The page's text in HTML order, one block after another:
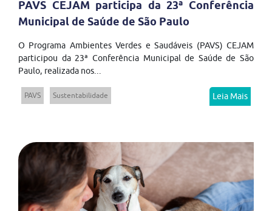
PAVS CEJAM participa da 23ª Conferência
Municipal de Saúde de São Paulo
O Programa Ambientes Verdes e Saudáveis (PAVS) CEJAM
participou da 23ª Conferência Municipal de Saúde de São
Paulo, realizada nos...
PAVS Sustentabilidade Leia Mais